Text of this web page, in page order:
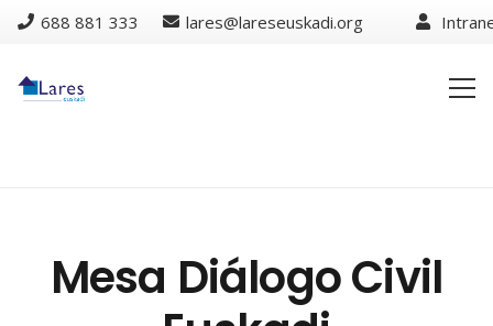
688 881 333 lares@lareseuskadi.org
Mesa Diálogo Civil